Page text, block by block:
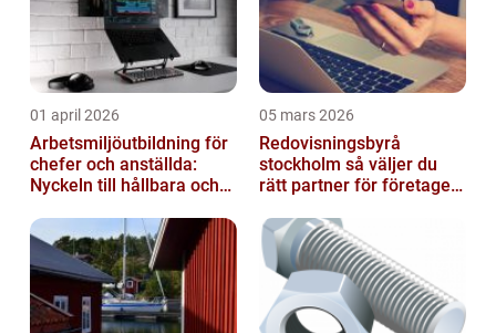
01 april 2026
Arbetsmiljöutbildning för
chefer och anställda:
Nyckeln till hållbara och
05 mars 2026
Redovisningsbyrå
stockholm så väljer du
rätt partner för företagets